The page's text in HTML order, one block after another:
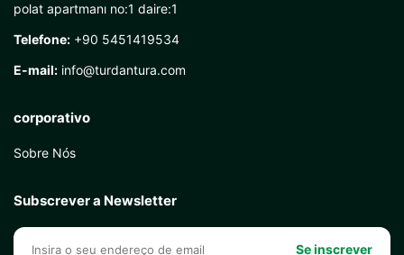
polat apartmanı no:1 daire:1
Telefone: +90 5451419534
E-mail: info@turdantura.com
corporativo
Sobre Nós
Subscrever a Newsletter
Se inscrever